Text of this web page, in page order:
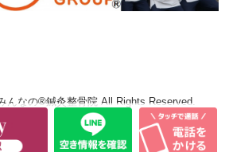
んなの®鍼灸整骨院 All Rights Reserved.